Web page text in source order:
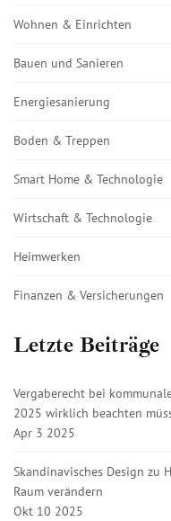
Wohnen & Einrichten
Bauen und Sanieren
Energiesanierung
Boden & Treppen
Smart Home & Technologie
Wirtschaft & Technologie
Heimwerken
Finanzen & Versicherungen
Letzte Beiträge
Vergaberecht bei
2025 wirklich beachten
Apr 3 2025
Skandinavisches Design zu
Raum verändern
Okt 10 2025